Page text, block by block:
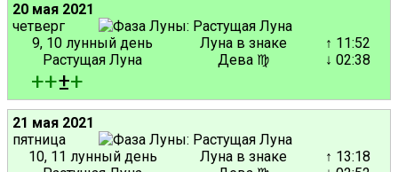
20 мая 2021
четверг
9, 10 лунный день
Растущая Луна
Луна в знаке
Дева ♍
↑ 11:52
↓ 02:38
++±+
21 мая 2021
пятница
10, 11 лунный день
Луна в знаке
↑ 13:18